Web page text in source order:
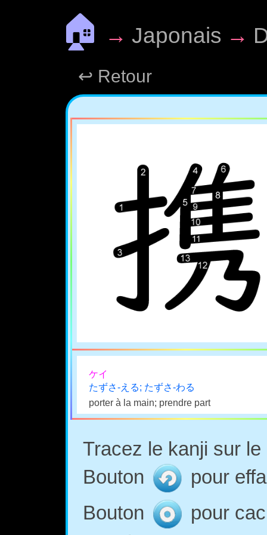
🏠 → Japonais →
↩ Retour
ケイ
たずさ-える; たずさ-わる
porter à la main; prendre part
Tracez le kanji sur
Bouton
pour
Bouton
pour